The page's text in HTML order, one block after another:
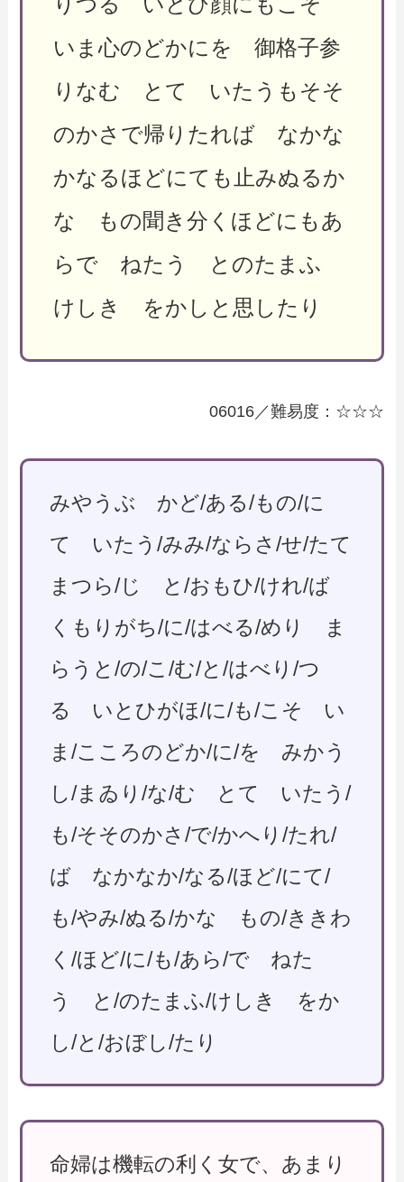
いま心のどかにを 御格子参
りなむ とて いたうもそそ
のかさで帰りたれば なかな
かなるほどにても止みぬるか
な もの聞き分くほどにもあ
らで ねたう とのたまふ
けしき をかしと思したり
06016／難易度：☆☆☆
みやうぶ かど/ある/もの/に
て いたう/みみ/ならさ/せ/たて
まつら/じ と/おもひ/けれ/ば
くもりがち/に/はべる/めり ま
らうと/の/こ/む/と/はべり/つ
る いとひがほ/に/も/こそ い
ま/こころのどか/に/を みかう
し/まゐり/な/む とて いたう/
も/そそのかさ/で/かへり/たれ/
ば なかなか/なる/ほど/にて/
も/やみ/ぬる/かな もの/ききわ
く/ほど/に/も/あら/で ねた
う と/のたまふ/けしき をか
し/と/おぼし/たり
命婦は機転の利く女で、あまり